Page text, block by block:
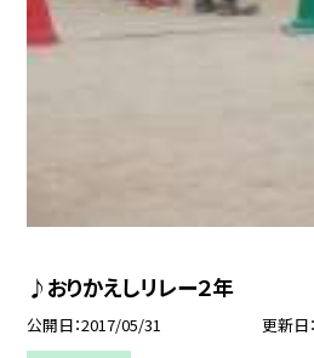
♪おりかえしリレー２年
公開日 2017/05/31 更新日